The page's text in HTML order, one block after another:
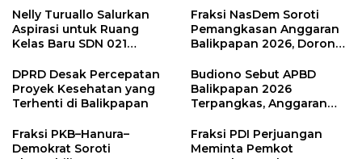
Nelly Turuallo Salurkan
Aspirasi untuk Ruang
Kelas Baru SDN 021
Fraksi NasDem Soroti
Pemangkasan Anggaran
Balikpapan 2026, Dorong
Publik
DPRD Desak Percepatan
Proyek Kesehatan yang
Terhenti di Balikpapan
Budiono Sebut APBD
Balikpapan 2026
Terpangkas, Anggaran
Fraksi PKB–Hanura–
Demokrat Soroti
Fraksi PDI Perjuangan
Meminta Pemkot